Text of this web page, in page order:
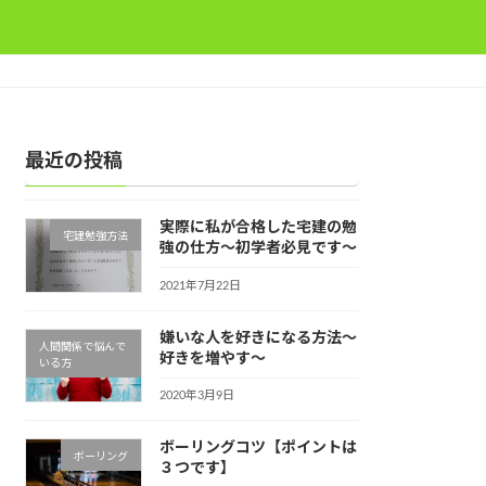
最近の投稿
宅建勉強方法
実際に私が合格した宅建の勉
強の仕方～初学者必見です～
2021年7月22日
人間関係で悩んで
いる方
嫌いな人を好きになる方法～
好きを増やす～
2020年3月9日
ボーリング
ボーリングコツ【ポイントは
３つです】